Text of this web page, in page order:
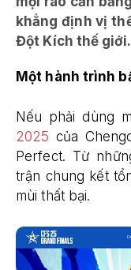
khẳng định vị
Đột Kích thế giới.
Một hành trình
Nếu phải dùng
2025 của
Perfect. Từ
trận chung kết
mùi thất bại.